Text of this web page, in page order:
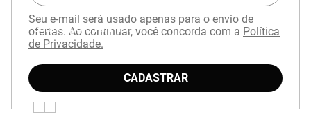
Baixe o aplicativo Mizuno e garanta15% OFF
com cupomAPP15.
Seu e-mail será usado apenas para o envio de
ofertas. Ao continuar, você concorda com a Política
de Privacidade.
CADASTRAR